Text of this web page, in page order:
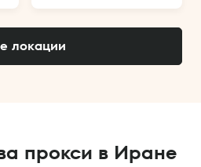
локации
прокси в Иране